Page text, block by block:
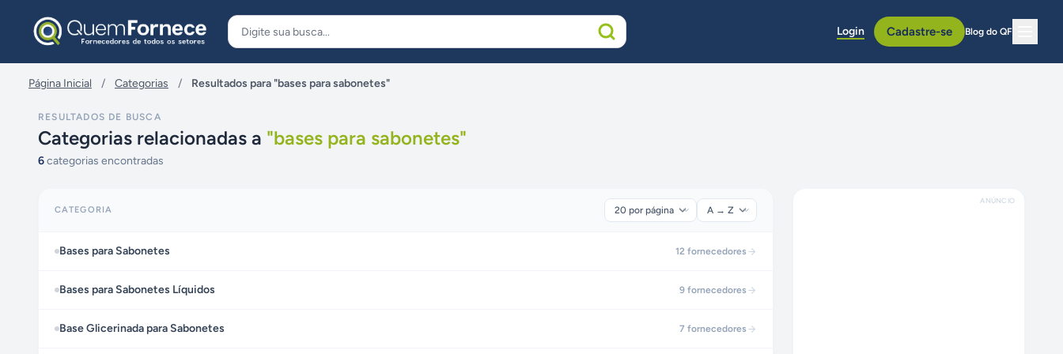
Login Cadastre-se Blog do QF
Página Inicial / Categorias / Resultados para "bases para sabonetes"
RESULTADOS DE BUSCA
Categorias relacionadas a "bases para sabonetes"
6categorias encontradas
CATEGORIA
Bases para Sabonetes 12 fornecedores
Bases para Sabonetes Líquidos 9 fornecedores
Base Glicerinada para Sabonetes 7 fornecedores
ANÚNCIO